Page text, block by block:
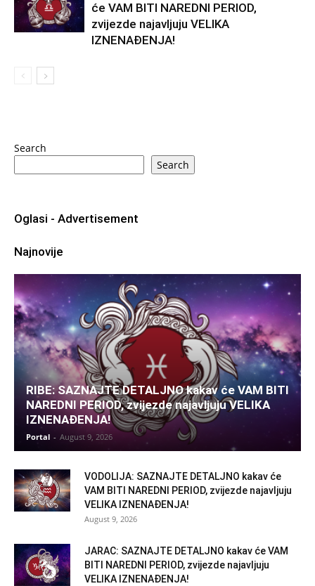
će VAM BITI NAREDNI PERIOD,
zvijezde najavljuju VELIKA
IZNENAĐENJA!
Search
Search
Oglasi - Advertisement
Najnovije
RIBE: SAZNAJTE DETALJNO kakav će VAM BITI
NAREDNI PERIOD, zvijezde najavljuju VELIKA
IZNENAĐENJA!
Portal - August 9, 2026
VODOLIJA: SAZNAJTE DETALJNO kakav će
VAM BITI NAREDNI PERIOD, zvijezde najavljuju
VELIKA IZNENAĐENJA!
August 9, 2026
JARAC: SAZNAJTE DETALJNO kakav će VAM
BITI NAREDNI PERIOD, zvijezde najavljuju
VELIKA IZNENAĐENJA!